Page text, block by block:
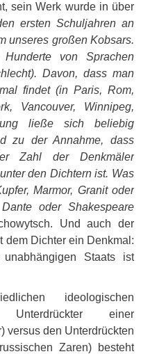
sein Werk wurde in über
ersten Schuljahren an
unseres großen Kobsars.
von Sprachen
Davon, dass man
findet (in Paris, Rom,
Vancouver, Winnipeg,
ließe sich beliebig
zu der Annahme, dass
Zahl der Denkmäler
den Dichtern ist. Was
Marmor, Granit oder
oder Shakespeare
Und auch der
dem Dichter ein Denkmal:
Staats ist
ideologischen
Unterdrückter einer
versus den Unterdrückten
Zaren) besteht